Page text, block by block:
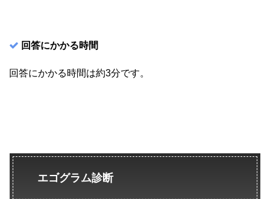
回答にかかる時間
回答にかかる時間は約3分です。
エゴグラム診断